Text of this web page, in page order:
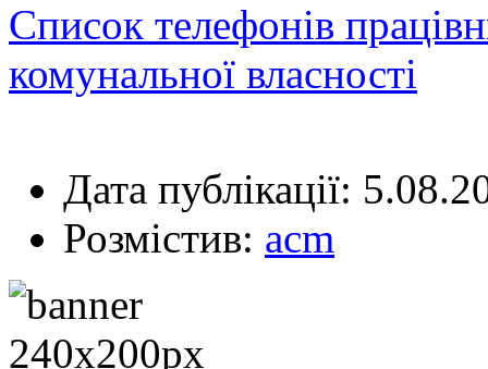
Список телефонів
комунальної власності
Дата публікації:
Розмістив: acm